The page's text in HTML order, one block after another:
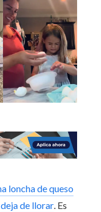
loncha de queso
deja de llorar. Es